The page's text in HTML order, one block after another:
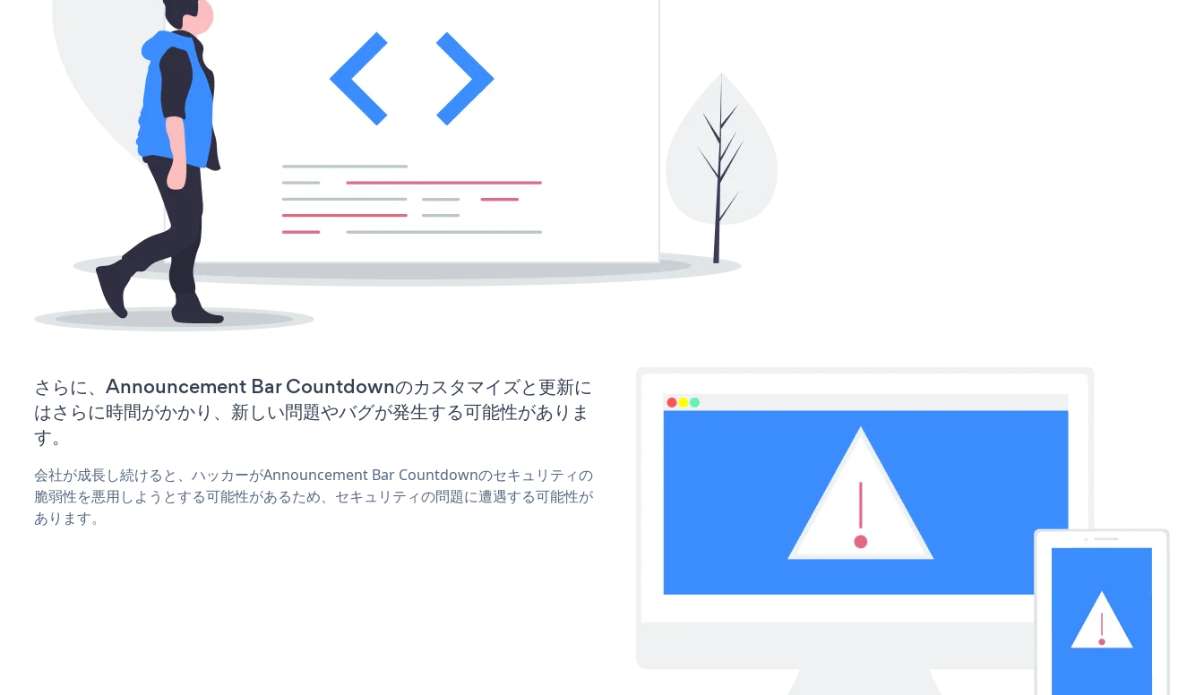
さらに、Announcement Bar Countdownのカスタマイズと更新に
はさらに時間がかかり、新しい問題やバグが発生する可能性がありま
す。
会社が成長し続けると、ハッカーがAnnouncement Bar Countdownのセキュリティの
脆弱性を悪用しようとする可能性があるため、セキュリティの問題に遭遇する可能性が
あります。